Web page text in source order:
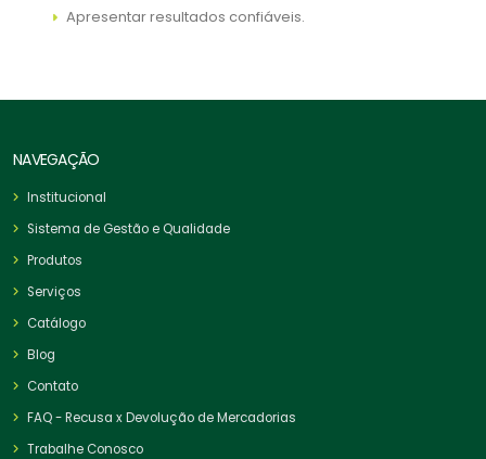
Apresentar resultados confiáveis.
NAVEGAÇÃO
Institucional
Sistema de Gestão e Qualidade
Produtos
Serviços
Catálogo
Blog
Contato
FAQ - Recusa x Devolução de Mercadorias
Trabalhe Conosco